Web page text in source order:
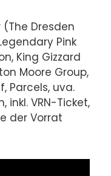
Dresden
Pink
King Gizzard
Moore Group,
Parcels, uva.
inkl. VRN-Ticket,
der Vorrat